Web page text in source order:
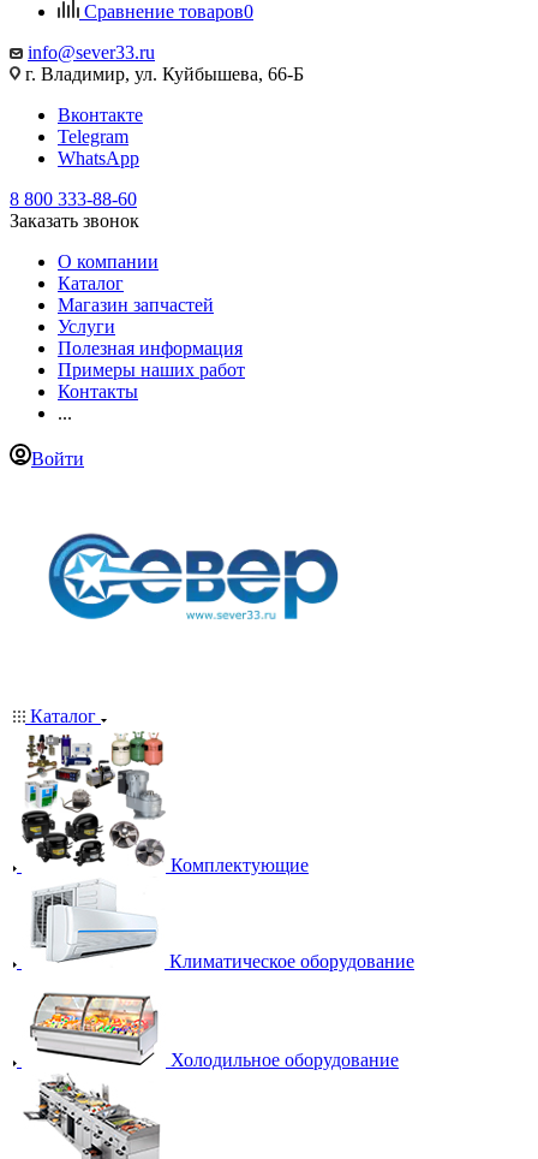
Сравнение товаров0
info@sever33.ru
г. Владимир, ул. Куйбышева, 66-Б
Вконтакте
Telegram
WhatsApp
8 800 333-88-60
Заказать звонок
О компании
Каталог
Магазин запчастей
Услуги
Полезная информация
Примеры наших работ
Контакты
...
Войти
Каталог
Комплектующие
Климатическое оборудование
Холодильное оборудование